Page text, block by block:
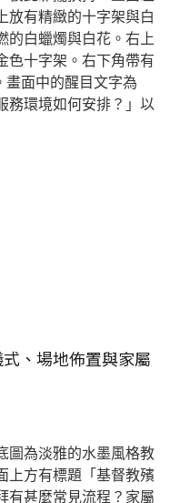
、場地佈置與家屬